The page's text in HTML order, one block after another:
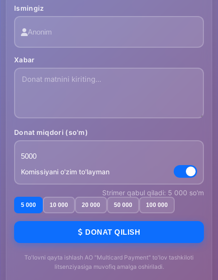
Ismingiz
Xabar
Donat miqdori (so'm)
Komissiyani o'zim to'layman
Strimer qabul qiladi: 5 000 so'm
5 000 10 000 20 000 50 000 100 000
DONAT QILISH
To'lovni qayta ishlash AO "Multicard Payment" to'lov tashkiloti
litsenziyasiga muvofiq amalga oshiriladi.